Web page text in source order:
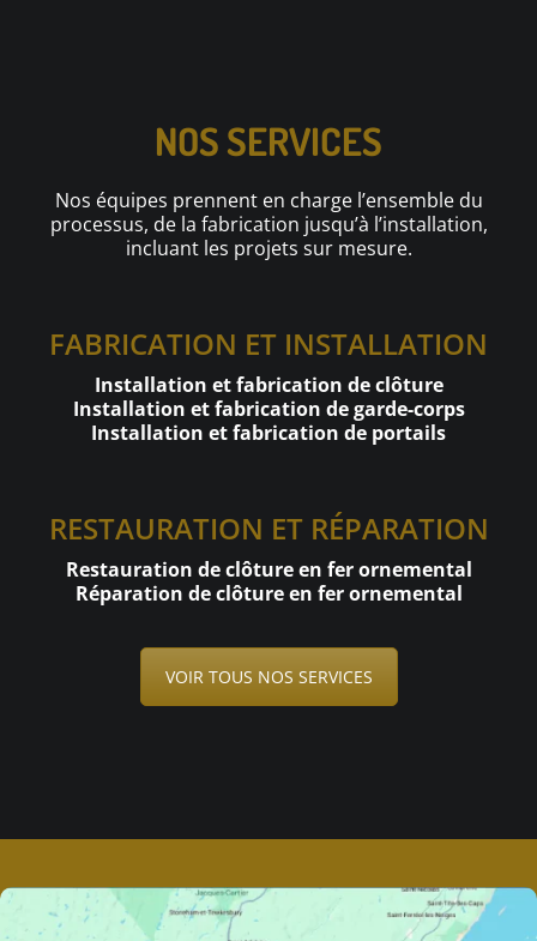
NOS SERVICES
Nos équipes prennent en charge l’ensemble du
processus, de la fabrication jusqu’à l’installation,
incluant les projets sur mesure.
FABRICATION ET INSTALLATION
Installation et fabrication de clôture
Installation et fabrication de garde-corps
Installation et fabrication de portails
RESTAURATION ET RÉPARATION
Restauration de clôture en fer ornemental
Réparation de clôture en fer ornemental
VOIR TOUS NOS SERVICES